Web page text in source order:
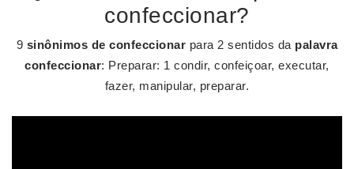
confeccionar?
9 sinônimos de confeccionar para 2 sentidos da palavra
confeccionar: Preparar: 1 condir, confeiçoar, executar,
fazer, manipular, preparar.